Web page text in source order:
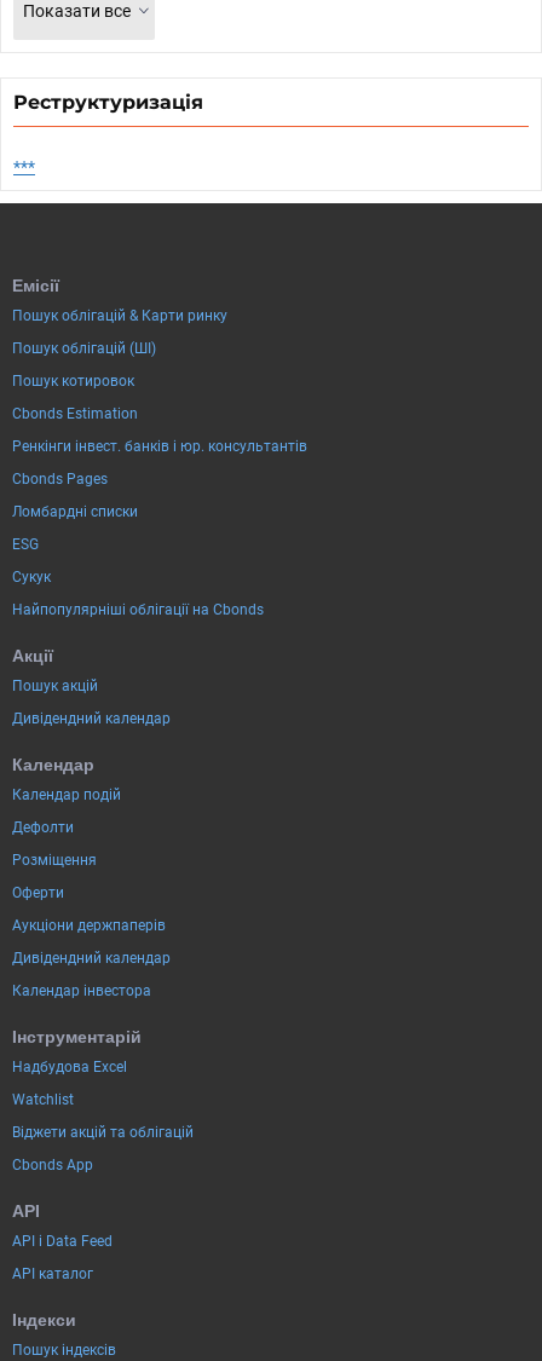
Показати все
Реструктуризація
***
Емісії
Пошук облігацій & Карти ринку
Пошук облігацій (ШІ)
Пошук котировок
Cbonds Estimation
Ренкінги інвест. банків і юр. консультантів
Cbonds Pages
Ломбардні списки
ESG
Сукук
Найпопулярніші облігації на Cbonds
Акції
Пошук акцій
Дивідендний календар
Календар
Календар подій
Дефолти
Розміщення
Оферти
Аукціони держпаперів
Дивідендний календар
Календар інвестора
Інструментарій
Надбудова Excel
Watchlist
Віджети акцій та облігацій
Cbonds App
API
API і Data Feed
API каталог
Індекси
Пошук індексів